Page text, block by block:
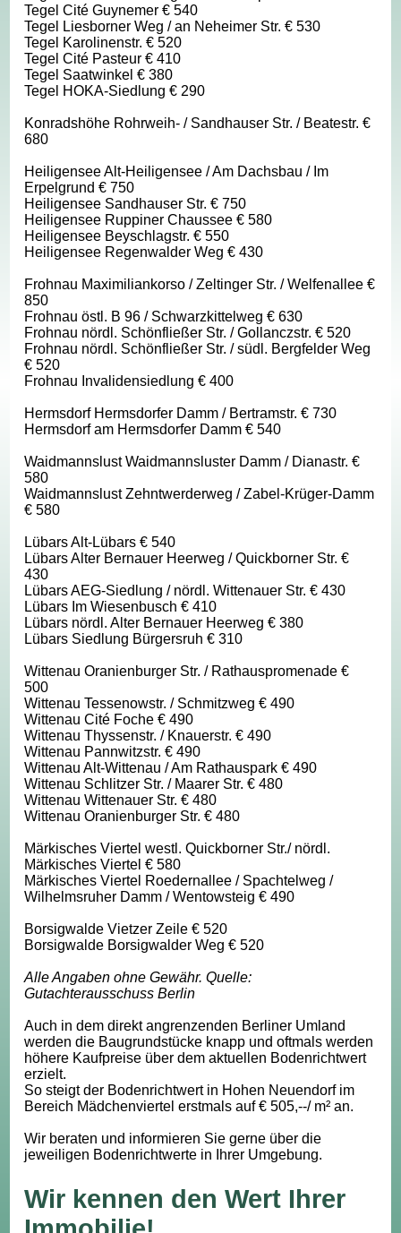
Tegel Cité Guynemer € 540
Tegel Liesborner Weg / an Neheimer Str. € 530
Tegel Karolinenstr. € 520
Tegel Cité Pasteur € 410
Tegel Saatwinkel € 380
Tegel HOKA-Siedlung € 290
Konradshöhe Rohrweih- / Sandhauser Str. / Beatestr. €
680
Heiligensee Alt-Heiligensee / Am Dachsbau / Im
Erpelgrund € 750
Heiligensee Sandhauser Str. € 750
Heiligensee Ruppiner Chaussee € 580
Heiligensee Beyschlagstr. € 550
Heiligensee Regenwalder Weg € 430
Frohnau Maximiliankorso / Zeltinger Str. / Welfenallee €
850
Frohnau östl. B 96 / Schwarzkittelweg € 630
Frohnau nördl. Schönfließer Str. / Gollanczstr. € 520
Frohnau nördl. Schönfließer Str. / südl. Bergfelder Weg
€ 520
Frohnau Invalidensiedlung € 400
Hermsdorf Hermsdorfer Damm / Bertramstr. € 730
Hermsdorf am Hermsdorfer Damm € 540
Waidmannslust Waidmannsluster Damm / Dianastr. €
580
Waidmannslust Zehntwerderweg / Zabel-Krüger-Damm
€ 580
Lübars Alt-Lübars € 540
Lübars Alter Bernauer Heerweg / Quickborner Str. €
430
Lübars AEG-Siedlung / nördl. Wittenauer Str. € 430
Lübars Im Wiesenbusch € 410
Lübars nördl. Alter Bernauer Heerweg € 380
Lübars Siedlung Bürgersruh € 310
Wittenau Oranienburger Str. / Rathauspromenade €
500
Wittenau Tessenowstr. / Schmitzweg € 490
Wittenau Cité Foche € 490
Wittenau Thyssenstr. / Knauerstr. € 490
Wittenau Pannwitzstr. € 490
Wittenau Alt-Wittenau / Am Rathauspark € 490
Wittenau Schlitzer Str. / Maarer Str. € 480
Wittenau Wittenauer Str. € 480
Wittenau Oranienburger Str. € 480
Märkisches Viertel westl. Quickborner Str./ nördl.
Märkisches Viertel € 580
Märkisches Viertel Roedernallee / Spachtelweg /
Wilhelmsruher Damm / Wentowsteig € 490
Borsigwalde Vietzer Zeile € 520
Borsigwalde Borsigwalder Weg € 520
Alle Angaben ohne Gewähr. Quelle:
Gutachterausschuss Berlin
Auch in dem direkt angrenzenden Berliner Umland
werden die Baugrundstücke knapp und oftmals werden
höhere Kaufpreise über dem aktuellen Bodenrichtwert
erzielt.
So steigt der Bodenrichtwert in Hohen Neuendorf im
Bereich Mädchenviertel erstmals auf € 505,--/ m² an.
Wir beraten und informieren Sie gerne über die
jeweiligen Bodenrichtwerte in Ihrer Umgebung.
Wir kennen den Wert Ihrer